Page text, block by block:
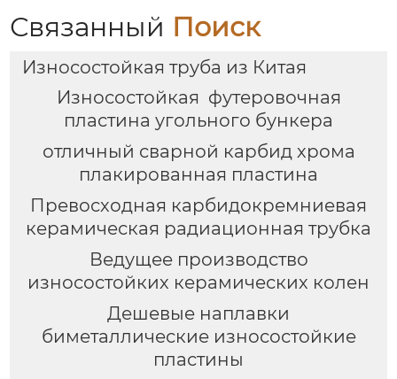
Связанный Поиск
Износостойкая труба из Китая
Износостойкая футеровочная
пластина угольного бункера
отличный сварной карбид хрома
плакированная пластина
Превосходная карбидокремниевая
керамическая радиационная трубка
Ведущее производство
износостойких керамических колен
Дешевые наплавки
биметаллические износостойкие
пластины